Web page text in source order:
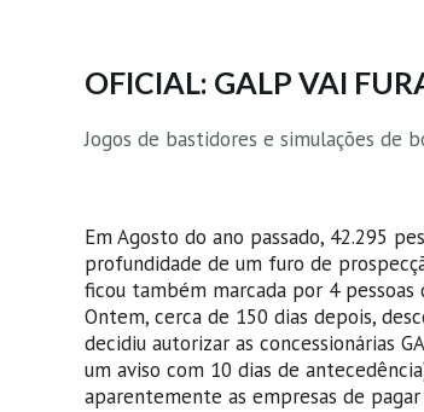
OFICIAL: GALP VAI
Jogos de bastidores e simulações de
Em Agosto do ano passado, 42.295
profundidade de um furo de
ficou também marcada por 4
Ontem, cerca de 150 dias depois,
decidiu autorizar as concessionárias
um aviso com 10 dias de
aparentemente as empresas de